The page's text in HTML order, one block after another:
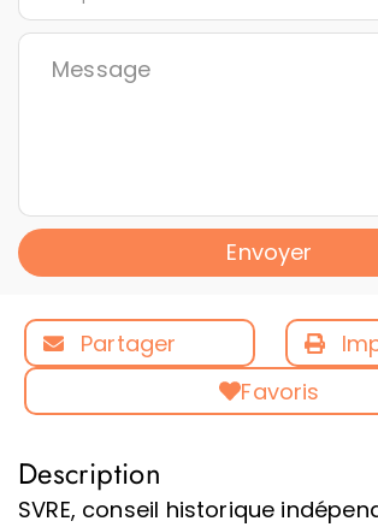
Envoyer
Partager
Favoris
Description
SVRE, conseil historique